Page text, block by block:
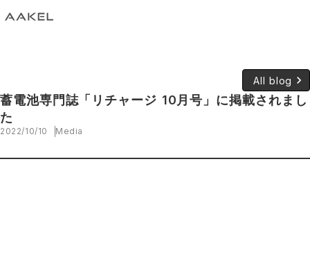
All blog keyboard_arrow_right
蓄電池専門誌「リチャージ 10月号」に掲載されまし
た
2022/10/10 Media